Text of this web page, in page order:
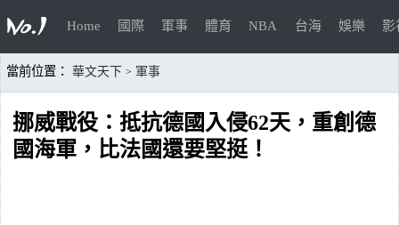
Home 國際 軍事 體育 NBA 台海 娛樂 影
當前位置： 華文天下 > 軍事
挪威戰役：抵抗德國入侵62天，重創德
國海軍，比法國還要堅挺！